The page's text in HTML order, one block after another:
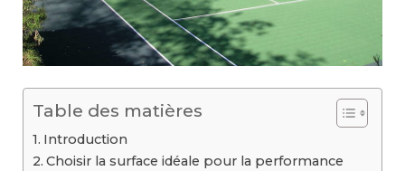
Table des matières
Introduction
Choisir la surface idéale pour la performance